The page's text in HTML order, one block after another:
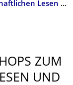
Einschreibung Workshops zum wissenschaftlichen Lesen und Schreiben für Studierende
ZUM
UND